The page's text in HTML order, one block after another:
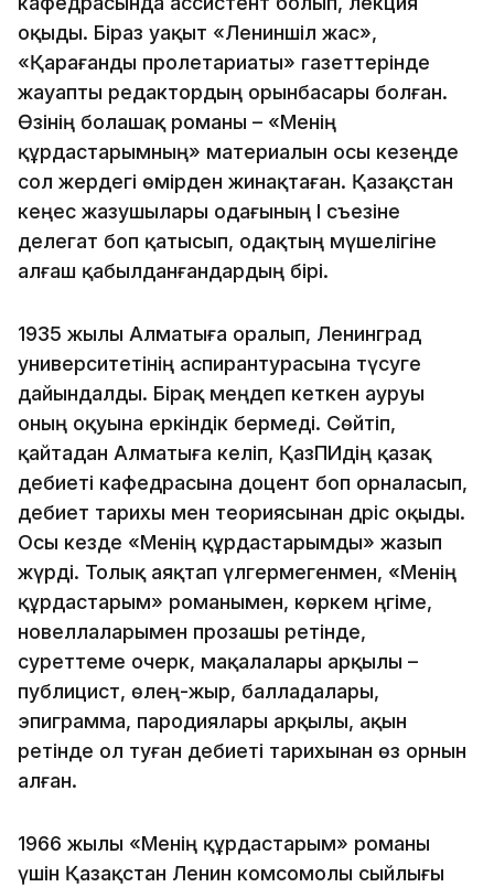
оқыды. Біраз уақыт «Лениншіл жас»,
«Қарағанды пролетариаты» газеттерінде
жауапты редактордың орынбасары болған.
Өзінің болашақ романы – «Менің
құрдастарымның» материалын осы кезеңде
сол жердегі өмірден жинақтаған. Қазақстан
кеңес жазушылары одағының І съезіне
делегат боп қатысып, одақтың мүшелігіне
алғаш қабылданғандардың бірі.
1935 жылы Алматыға оралып, Ленинград
университетінің аспирантурасына түсуге
дайындалды. Бірақ меңдеп кеткен ауруы
оның оқуына еркіндік бермеді. Сөйтіп,
қайтадан Алматыға келіп, ҚазПИдің қазақ
әдебиеті кафедрасына доцент боп орналасып,
әдебиет тарихы мен теориясынан дәріс оқыды.
Осы кезде «Менің құрдастарымды» жазып
жүрді. Толық аяқтап үлгермегенмен, «Менің
құрдастарым» романымен, көркем әңгіме,
новеллаларымен прозашы ретінде,
суреттеме очерк, мақалалары арқылы –
публицист, өлең-жыр, балладалары,
эпиграмма, пародиялары арқылы, ақын
ретінде ол туған әдебиеті тарихынан өз орнын
алған.
1966 жылы «Менің құрдастарым» романы
үшін Қазақстан Ленин комсомолы сыйлығы